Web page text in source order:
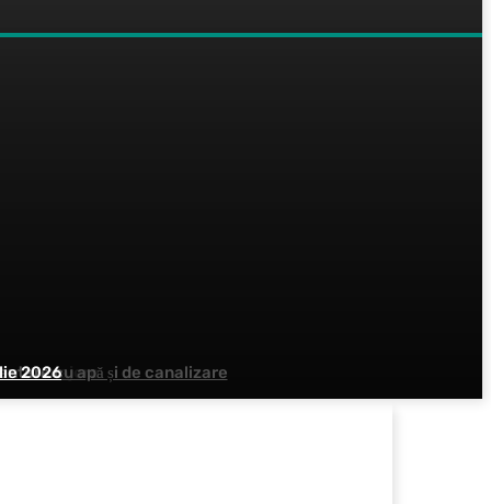
menajere
cu apă și de canalizare
2026